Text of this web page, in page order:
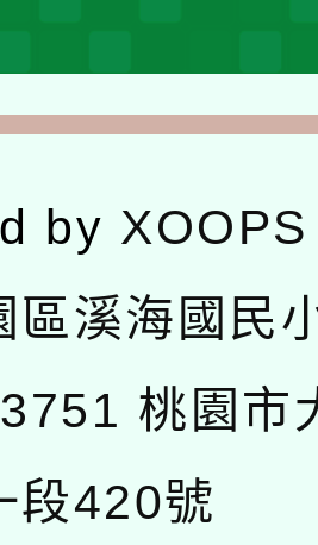
by XOOPS
區溪海國民
桃園市
段420號